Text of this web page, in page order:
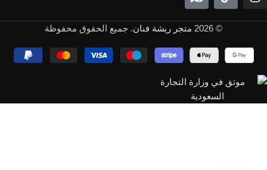
© 2026 متجر ريشة فنان. جميع الحقوق محفوظة